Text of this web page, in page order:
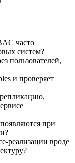
часто
систем?
пользователей,
и проверяет
репликацию,
при
реализации вроде